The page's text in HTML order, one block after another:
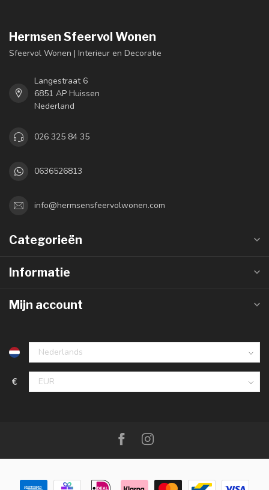
Hermsen Sfeervol Wonen
Sfeervol Wonen | Interieur en Decoratie
Langestraat 6
6851 AP Huissen
Nederland
026 325 84 35
0636526813
info@hermsensfeervolwonen.com
Categorieën
Informatie
Mijn account
€